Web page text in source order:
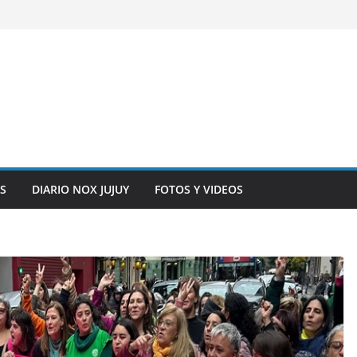
DIARIO NOX JUJUY FOTOS Y VIDEOS